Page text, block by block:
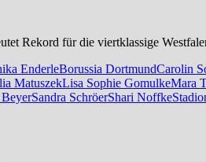
Rekord für die viertklassige
EnderleBorussia DortmundCarolin
MatuszekLisa Sophie GomulkeMara
Sandra SchröerShari Noffke